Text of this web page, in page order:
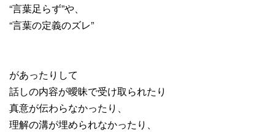
“言葉足らず”や、
“言葉の定義のズレ”
があったりして
話しの内容が曖昧で受け取られたり
真意が伝わらなかったり、
理解の溝が埋められなかったり、